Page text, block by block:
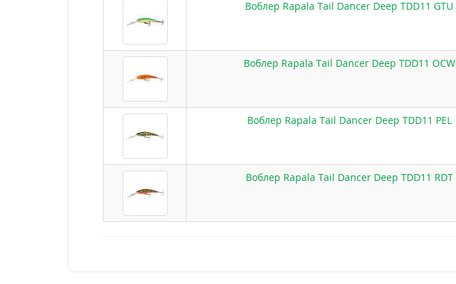
Воблер Rapala Tail Dancer Deep TDD11 GTU
Воблер Rapala Tail Dancer Deep TDD11 OCW
Воблер Rapala Tail Dancer Deep TDD11 PEL
Воблер Rapala Tail Dancer Deep TDD11 RDT